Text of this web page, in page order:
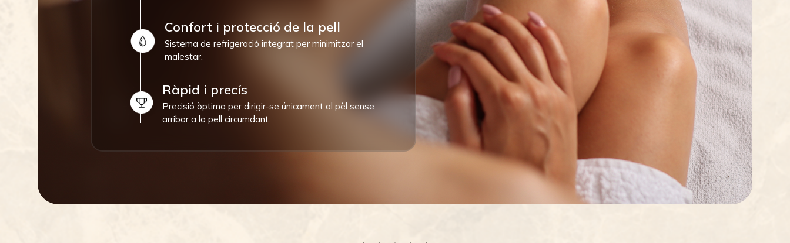
Confort i protecció de la pell
Sistema de refrigeració integrat per minimitzar el
malestar.
Ràpid i precís
Precisió òptima per dirigir-se únicament al pèl sense
arribar a la pell circumdant.